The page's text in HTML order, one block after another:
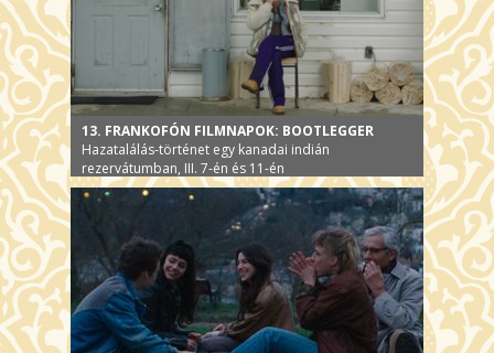
13. FRANKOFÓN FILMNAPOK: BOOTLEGGER
Hazatalálás-történet egy kanadai indián
rezervátumban, III. 7-én és 11-én